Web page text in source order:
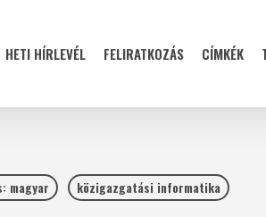
HETI HÍRLEVÉL FELIRATKOZÁS CÍMKÉK
magyar közigazgatási informatika